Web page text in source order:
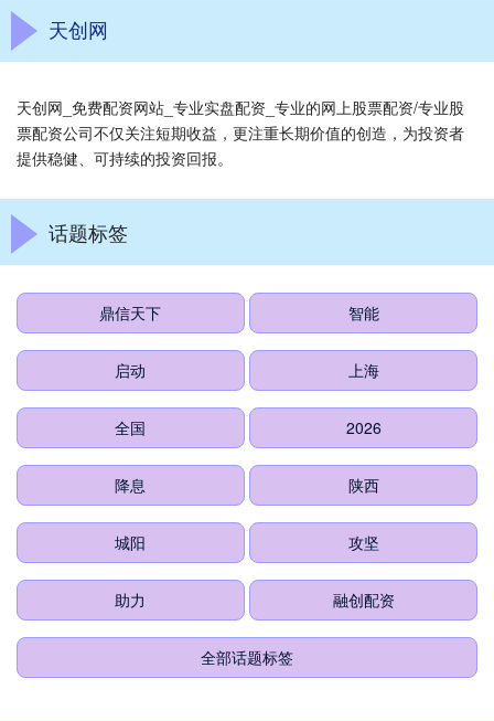
天创网
天创网_免费配资网站_专业实盘配资_专业的网上股票配资/专业股
票配资公司不仅关注短期收益，更注重长期价值的创造，为投资者
提供稳健、可持续的投资回报。
话题标签
鼎信天下 智能
启动 上海
全国 2026
降息 陕西
城阳 攻坚
助力 融创配资
全部话题标签